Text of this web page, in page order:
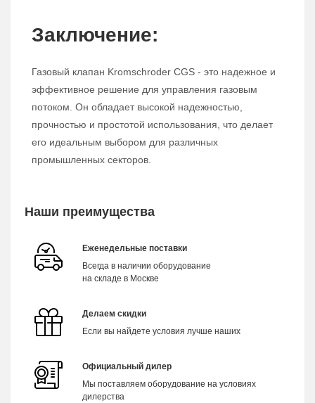
Заключение:
Газовый клапан Kromschroder CGS - это надежное и
эффективное решение для управления газовым
потоком. Он обладает высокой надежностью,
прочностью и простотой использования, что делает
его идеальным выбором для различных
промышленных секторов.
Наши преимущества
Еженедельные поставки
Всегда в наличии оборудование
на складе в Москве
Делаем скидки
Если вы найдете условия лучше наших
Официальный дилер
Мы поставляем оборудование на условиях
дилерства